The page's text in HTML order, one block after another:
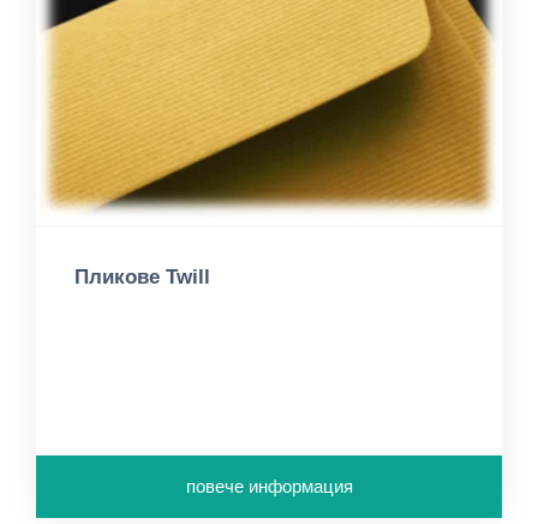
Пликове Twill
повече информация